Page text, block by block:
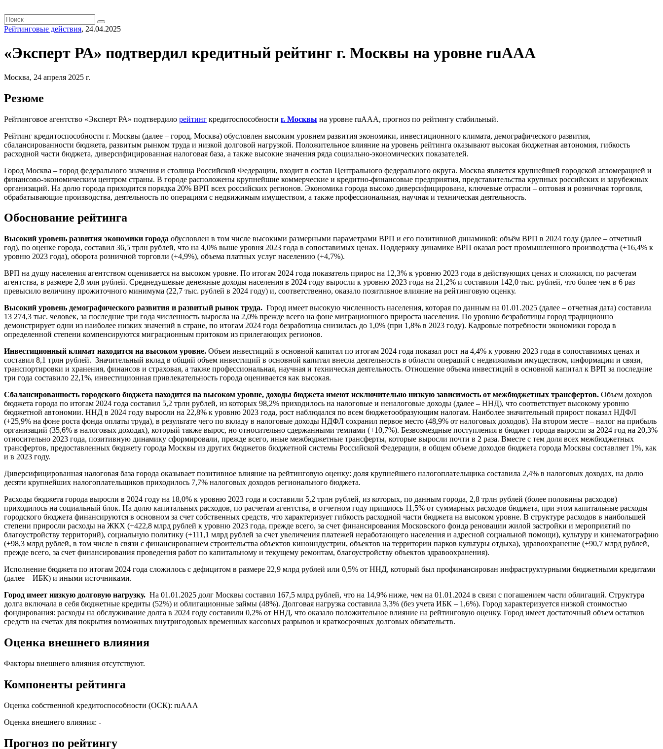
Рейтинговые действия, 24.04.2025
«Эксперт РА» подтвердил кредитный рейтинг г. Москвы на уровне ruААА
Москва, 24 апреля 2025 г.
Резюме
Рейтинговое агентство «Эксперт РА» подтвердило рейтинг кредитоспособности г. Москвы на уровне ruААА, прогноз по рейтингу стабильный.
Рейтинг кредитоспособности г. Москвы (далее – город, Москва) обусловлен высоким уровнем развития экономики, инвестиционного климата, демографического развития,
сбалансированности бюджета, развитым рынком труда и низкой долговой нагрузкой. Положительное влияние на уровень рейтинга оказывают высокая бюджетная автономия, гибкость
расходной части бюджета, диверсифицированная налоговая база, а также высокие значения ряда социально-экономических показателей.
Город Москва – город федерального значения и столица Российской Федерации, входит в состав Центрального федерального округа. Москва является крупнейшей городской агломерацией и
финансово-экономическим центром страны. В городе расположены крупнейшие коммерческие и кредитно-финансовые предприятия, представительства крупных российских и зарубежных
организаций. На долю города приходится порядка 20% ВРП всех российских регионов. Экономика города высоко диверсифицирована, ключевые отрасли – оптовая и розничная торговля,
обрабатывающие производства, деятельность по операциям с недвижимым имуществом, а также профессиональная, научная и техническая деятельность.
Обоснование рейтинга
Высокий уровень развития экономики города обусловлен в том числе высокими размерными параметрами ВРП и его позитивной динамикой: объём ВРП в 2024 году (далее – отчетный
год), по оценке города, составил 36,5 трлн рублей, что на 4,0% выше уровня 2023 года в сопоставимых ценах. Поддержку динамике ВРП оказал рост промышленного производства (+16,4% к
уровню 2023 года), оборота розничной торговли (+4,9%), объема платных услуг населению (+4,7%).
ВРП на душу населения агентством оценивается на высоком уровне. По итогам 2024 года показатель прирос на 12,3% к уровню 2023 года в действующих ценах и сложился, по расчетам
агентства, в размере 2,8 млн рублей. Среднедушевые денежные доходы населения в 2024 году выросли к уровню 2023 года на 21,2% и составили 142,0 тыс. рублей, что более чем в 6 раз
превысило величину прожиточного минимума (22,7 тыс. рублей в 2024 году) и, соответственно, оказало позитивное влияние на рейтинговую оценку.
Высокий уровень демографического развития и развитый рынок труда. Город имеет высокую численность населения, которая по данным на 01.01.2025 (далее – отчетная дата) составила
13 274,3 тыс. человек, за последние три года численность выросла на 2,0% прежде всего на фоне миграционного прироста населения. По уровню безработицы город традиционно
демонстрирует одни из наиболее низких значений в стране, по итогам 2024 года безработица снизилась до 1,0% (при 1,8% в 2023 году). Кадровые потребности экономики города в
определенной степени компенсируются миграционным притоком из прилегающих регионов.
Инвестиционный климат находится на высоком уровне. Объем инвестиций в основной капитал по итогам 2024 года показал рост на 4,4% к уровню 2023 года в сопоставимых ценах и
составил 8,1 трлн рублей. Значительный вклад в общий объем инвестиций в основной капитал внесла деятельность в области операций с недвижимым имуществом, информации и связи,
транспортировки и хранения, финансов и страховая, а также профессиональная, научная и техническая деятельность. Отношение объема инвестиций в основной капитал к ВРП за последние
три года составило 22,1%, инвестиционная привлекательность города оценивается как высокая.
Сбалансированность городского бюджета находится на высоком уровне, доходы бюджета имеют исключительно низкую зависимость от межбюджетных трансфертов. Объем доходов
бюджета города по итогам 2024 года составил 5,2 трлн рублей, из которых 98,2% приходилось на налоговые и неналоговые доходы (далее – ННД), что соответствует высокому уровню
бюджетной автономии. ННД в 2024 году выросли на 22,8% к уровню 2023 года, рост наблюдался по всем бюджетообразующим налогам. Наиболее значительный прирост показал НДФЛ
(+25,9% на фоне роста фонда оплаты труда), в результате чего по вкладу в налоговые доходы НДФЛ сохранил первое место (48,9% от налоговых доходов). На втором месте – налог на прибыль
организаций (35,6% в налоговых доходах), который также вырос, но относительно сдержанными темпами (+10,7%). Безвозмездные поступления в бюджет города выросли за 2024 год на 20,3%
относительно 2023 года, позитивную динамику сформировали, прежде всего, иные межбюджетные трансферты, которые выросли почти в 2 раза. Вместе с тем доля всех межбюджетных
трансфертов, предоставленных бюджету города Москвы из других бюджетов бюджетной системы Российской Федерации, в общем объеме доходов бюджета города Москвы составляет 1%, как
и в 2023 году.
Диверсифицированная налоговая база города оказывает позитивное влияние на рейтинговую оценку: доля крупнейшего налогоплательщика составила 2,4% в налоговых доходах, на долю
десяти крупнейших налогоплательщиков приходилось 7,7% налоговых доходов регионального бюджета.
Расходы бюджета города выросли в 2024 году на 18,0% к уровню 2023 года и составили 5,2 трлн рублей, из которых, по данным города, 2,8 трлн рублей (более половины расходов)
приходилось на социальный блок. На долю капитальных расходов, по расчетам агентства, в отчетном году пришлось 11,5% от суммарных расходов бюджета, при этом капитальные расходы
городского бюджета финансируются в основном за счет собственных средств, что характеризует гибкость расходной части бюджета на высоком уровне. В структуре расходов в наибольшей
степени приросли расходы на ЖКХ (+422,8 млрд рублей к уровню 2023 года, прежде всего, за счет финансирования Московского фонда реновации жилой застройки и мероприятий по
благоустройству территорий), социальную политику (+111,1 млрд рублей за счет увеличения платежей неработающего населения и адресной социальной помощи), культуру и кинематографию
(+98,3 млрд рублей, в том числе в связи с финансированием строительства объектов киноиндустрии, объектов на территории парков культуры отдыха), здравоохранение (+90,7 млрд рублей,
прежде всего, за счет финансирования проведения работ по капитальному и текущему ремонтам, благоустройству объектов здравоохранения).
Исполнение бюджета по итогам 2024 года сложилось с дефицитом в размере 22,9 млрд рублей или 0,5% от ННД, который был профинансирован инфраструктурными бюджетными кредитами
(далее – ИБК) и иными источниками.
Город имеет низкую долговую нагрузку. На 01.01.2025 долг Москвы составил 167,5 млрд рублей, что на 14,9% ниже, чем на 01.01.2024 в связи с погашением части облигаций. Структура
долга включала в себя бюджетные кредиты (52%) и облигационные займы (48%). Долговая нагрузка составила 3,3% (без учета ИБК – 1,6%). Город характеризуется низкой стоимостью
фондирования: расходы на обслуживание долга в 2024 году составили 0,2% от ННД, что оказало положительное влияние на рейтинговую оценку. Город имеет достаточный объем остатков
средств на счетах для покрытия возможных внутригодовых временных кассовых разрывов и краткосрочных долговых обязательств.
Оценка внешнего влияния
Факторы внешнего влияния отсутствуют.
Компоненты рейтинга
Оценка собственной кредитоспособности (ОСК): ruААА
Оценка внешнего влияния: -
Прогноз по рейтингу